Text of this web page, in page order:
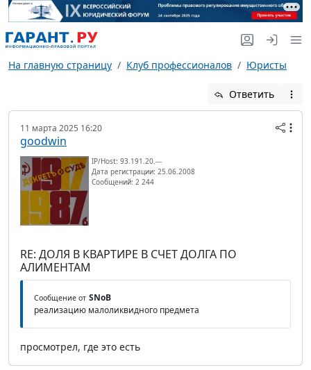
На главную страницу Клуб профессионалов Юристы
Ответить
11 марта 2025 16:20
goodwin
IP/Host: 93.191.20.---
Дата регистрации: 25.06.2008
Сообщений: 2 244
RE: ДОЛЯ В КВАРТИРЕ В СЧЕТ ДОЛГА ПО
АЛИМЕНТАМ
Сообщение от SNoB
реализацию малоликвидного предмета
просмотрел, где это есть